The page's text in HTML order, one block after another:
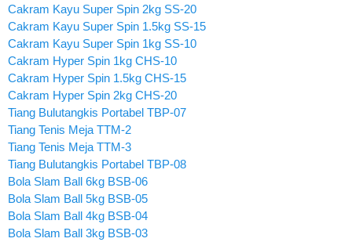
Cakram Kayu Super Spin 2kg SS-20
Cakram Kayu Super Spin 1.5kg SS-15
Cakram Kayu Super Spin 1kg SS-10
Cakram Hyper Spin 1kg CHS-10
Cakram Hyper Spin 1.5kg CHS-15
Cakram Hyper Spin 2kg CHS-20
Tiang Bulutangkis Portabel TBP-07
Tiang Tenis Meja TTM-2
Tiang Tenis Meja TTM-3
Tiang Bulutangkis Portabel TBP-08
Bola Slam Ball 6kg BSB-06
Bola Slam Ball 5kg BSB-05
Bola Slam Ball 4kg BSB-04
Bola Slam Ball 3kg BSB-03